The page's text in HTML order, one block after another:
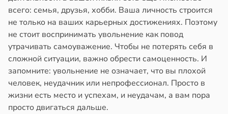
всего: семья, друзья, хобби. Ваша личность строится
не только на ваших карьерных достижениях. Поэтому
не стоит воспринимать увольнение как повод
утрачивать самоуважение. Чтобы не потерять себя в
сложной ситуации, важно обрести самоценность. И
запомните: увольнение не означает, что вы плохой
человек, неудачник или непрофессионал. Просто в
жизни есть место и успехам, и неудачам, а вам пора
просто двигаться дальше.